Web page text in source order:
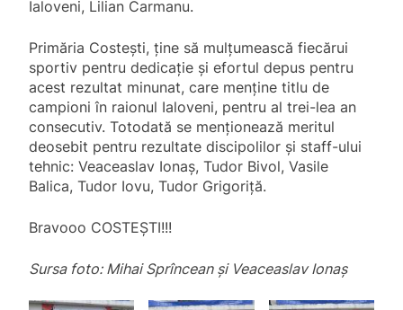
Ialoveni, Lilian Carmanu.
Primăria Costești, ține să mulțumească fiecărui
sportiv pentru dedicație și efortul depus pentru
acest rezultat minunat, care menține titlu de
campioni în raionul Ialoveni, pentru al trei-lea an
consecutiv. Totodată se menționează meritul
deosebit pentru rezultate discipolilor și staff-ului
tehnic: Veaceaslav Ionaș, Tudor Bivol, Vasile
Balica, Tudor Iovu, Tudor Grigoriță.
Bravooo COSTEŞTI!!!
Sursa foto: Mihai Sprîncean și Veaceaslav Ionaș